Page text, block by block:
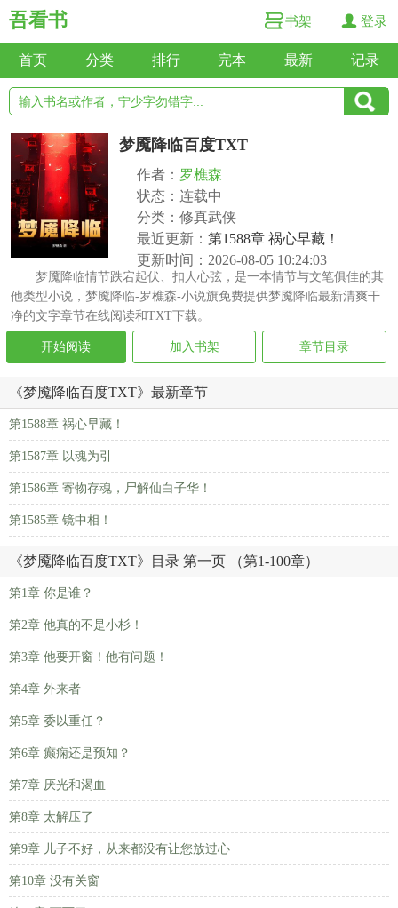
吾看书 书架 登录
首页 分类 排行 完本 最新 记录
梦魇降临百度TXT
作者： 罗樵森
状态：连载中
分类：修真武侠
最近更新： 第1588章 祸心早藏！
更新时间：2026-08-05 10:24:03
梦魇降临情节跌宕起伏、扣人心弦，是一本情节与文笔俱佳的其
他类型小说，梦魇降临-罗樵森-小说旗免费提供梦魇降临最新清爽干
净的文字章节在线阅读和TXT下载。
开始阅读 加入书架 章节目录
《梦魇降临百度TXT》最新章节
第1588章 祸心早藏！
第1587章 以魂为引
第1586章 寄物存魂，尸解仙白子华！
第1585章 镜中相！
《梦魇降临百度TXT》目录 第一页 （第1-100章）
第1章 你是谁？
第2章 他真的不是小杉！
第3章 他要开窗！他有问题！
第4章 外来者
第5章 委以重任？
第6章 癫痫还是预知？
第7章 厌光和渴血
第8章 太解压了
第9章 儿子不好，从来都没有让您放过心
第10章 没有关窗